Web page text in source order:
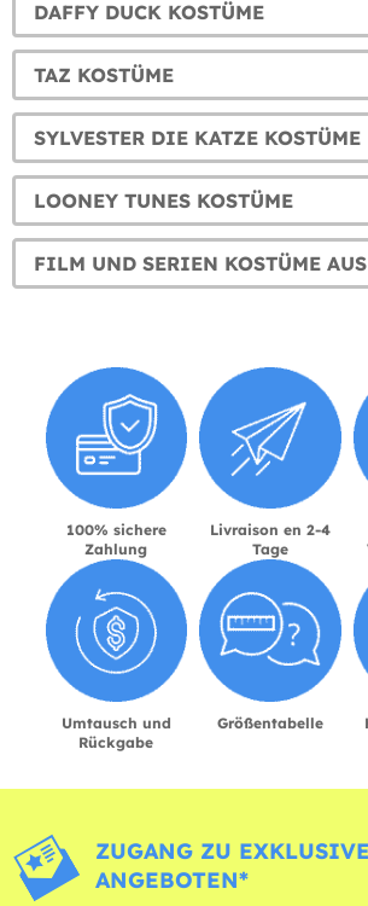
DAFFY DUCK KOSTÜME
TAZ KOSTÜME
SYLVESTER DIE KATZE KOSTÜME
LOONEY TUNES KOSTÜME
100% sichere
Zahlung
Livraison en 2-4
Tage
Umtausch und
Rückgabe
Größentabelle
ZUGANG ZU
ANGEBOTEN*